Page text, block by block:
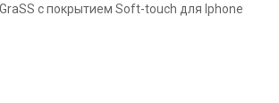
с покрытием Soft-touch для Iphone